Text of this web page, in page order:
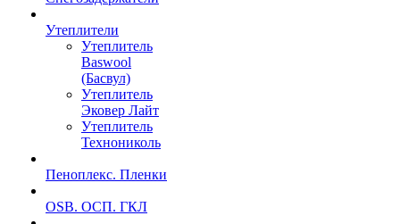
Утеплители
Утеплитель
Baswool
(Басвул)
Утеплитель
Эковер Лайт
Утеплитель
Технониколь
Пеноплекс. Пленки
OSB. ОСП. ГКЛ